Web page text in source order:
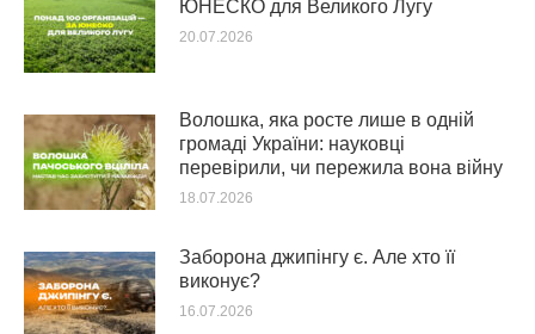
ЮНЕСКО для Великого Лугу
20.07.2026
Волошка, яка росте лише в одній
громаді України: науковці
перевірили, чи пережила вона війну
18.07.2026
Заборона джипінгу є. Але хто її
виконує?
16.07.2026